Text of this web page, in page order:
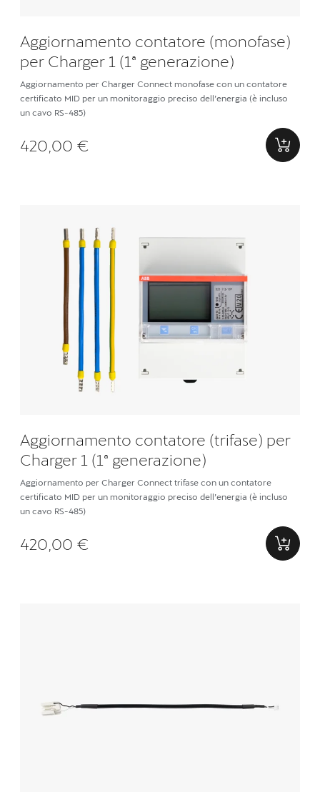
Aggiornamento contatore (monofase)
per Charger 1 (1ª generazione)
Aggiornamento per Charger Connect monofase con un contatore
certificato MID per un monitoraggio preciso dell’energia (è incluso
un cavo RS-485)
420,00 €
Aggiornamento contatore (trifase) per
Charger 1 (1ª generazione)
Aggiornamento per Charger Connect trifase con un contatore
certificato MID per un monitoraggio preciso dell’energia (è incluso
un cavo RS-485)
420,00 €